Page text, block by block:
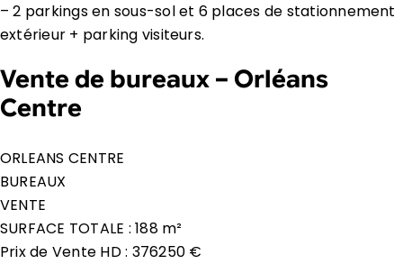
– 2 parkings en sous-sol et 6 places de stationnement
extérieur + parking visiteurs.
Vente de bureaux – Orléans
Centre
ORLEANS CENTRE
BUREAUX
VENTE
SURFACE TOTALE : 188 m²
Prix de Vente HD : 376250 €